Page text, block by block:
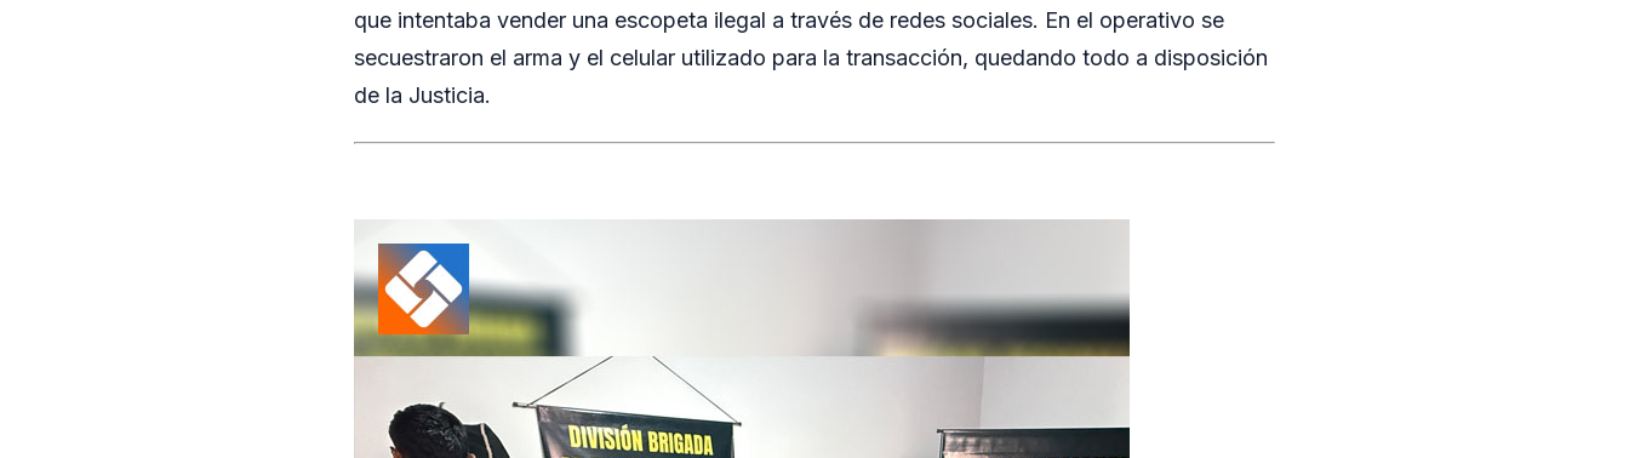
que intentaba vender una escopeta ilegal a través de redes sociales. En el operativo se
secuestraron el arma y el celular utilizado para la transacción, quedando todo a disposición
de la Justicia.